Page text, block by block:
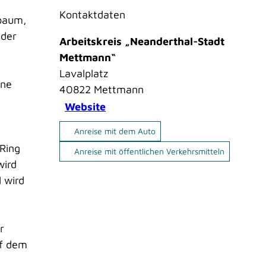
wird
dem
Kontaktdaten
Arbeitskreis „Neanderthal-Stadt
Mettmann“
Lavalplatz
40822 Mettmann
Website
Anreise mit dem Auto
Anreise mit öffentlichen Verkehrsmitteln